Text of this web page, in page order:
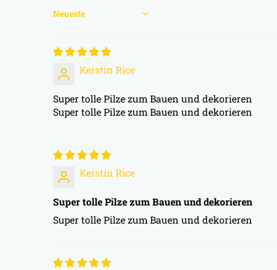
Sort by
Kerstin Rice
Super tolle Pilze zum Bauen und dekorieren
Super tolle Pilze zum Bauen und dekorieren
Kerstin Rice
Super tolle Pilze zum Bauen und dekorieren
Super tolle Pilze zum Bauen und dekorieren